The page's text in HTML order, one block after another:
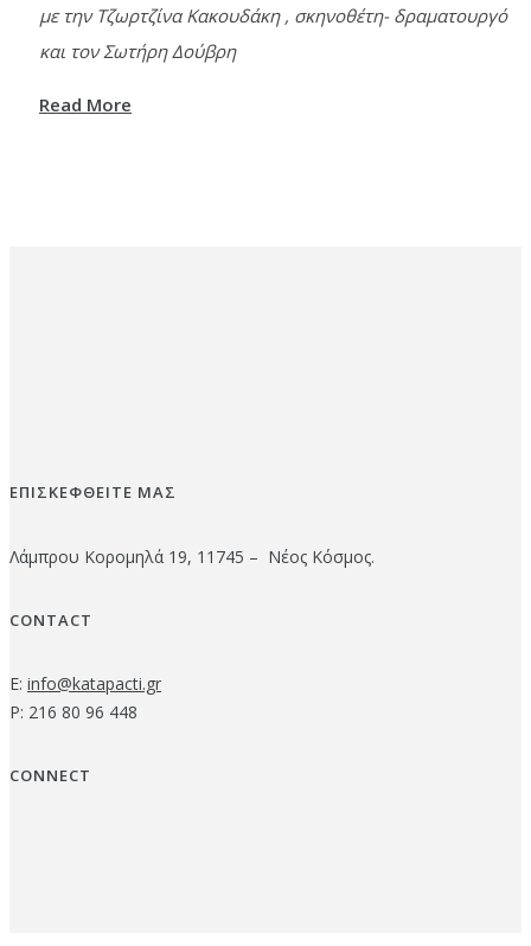
με την Τζωρτζίνα Κακουδάκη , σκηνοθέτη- δραματουργό
και τον Σωτήρη Δούβρη
Read More
ΕΠΙΣΚΕΦΘΕΙΤΕ ΜΑΣ
Λάμπρου Κορομηλά 19, 11745 – Νέος Κόσμος.
CONTACT
E: info@katapacti.gr
P: 216 80 96 448
CONNECT